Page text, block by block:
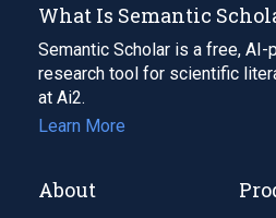
What Is Semantic
Semantic Scholar is a free, AI-
research tool for scientific
at Ai2.
Learn More
About